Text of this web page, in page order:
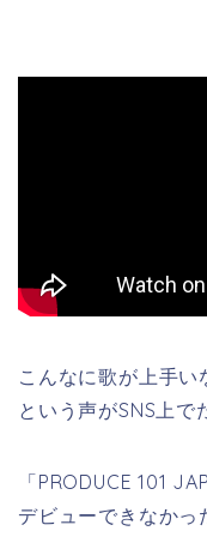
こんなに歌が上手い
という声がSNS上で
「PRODUCE 101
デビューできなかっ